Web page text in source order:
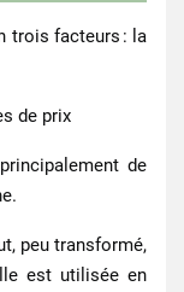
trois facteurs : la
de prix
de
peu transformé,
est utilisée en